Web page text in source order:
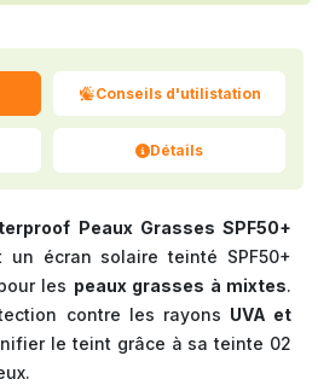
Conseils d'utilistation
Détails
Peaux Grasses SPF50+
un écran solaire teinté SPF50+
les peaux grasses à mixtes.
contre les rayons UVA et
le teint grâce à sa teinte 02